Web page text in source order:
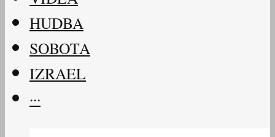
HUDBA
SOBOTA
IZRAEL
···